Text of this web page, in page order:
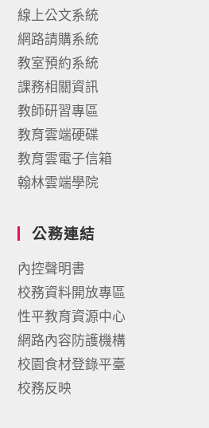
線上公文系統
網路請購系統
教室預約系統
課務相關資訊
教師研習專區
教育雲端硬碟
教育雲電子信箱
翰林雲端學院
公務連結
內控聲明書
校務資料開放專區
性平教育資源中心
網路內容防護機構
校園食材登錄平臺
校務反映